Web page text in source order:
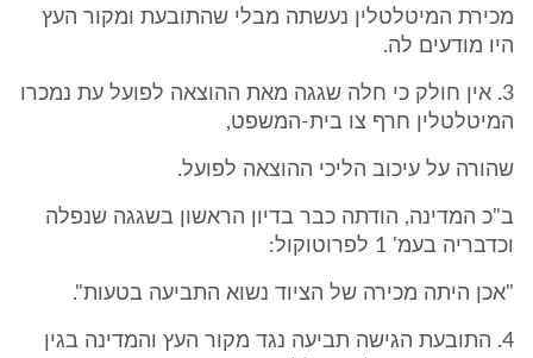
מכירת המיטלטלין נעשתה מבלי שהתובעת ומקור העץ
היו מודעים לה.
3. אין חולק כי חלה שגגה מאת ההוצאה לפועל עת נמכרו
המיטלטלין חרף צו בית-המשפט,
שהורה על עיכוב הליכי ההוצאה לפועל.
ב"כ המדינה, הודתה כבר בדיון הראשון בשגגה שנפלה
וכדבריה בעמ' 1 לפרוטוקול:
"אכן היתה מכירה של הציוד נשוא התביעה בטעות".
4. התובעת הגישה תביעה נגד מקור העץ והמדינה בגין